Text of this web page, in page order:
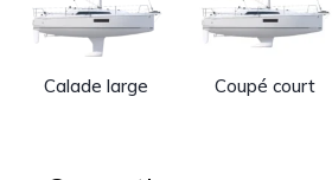
Calade large Coupé court